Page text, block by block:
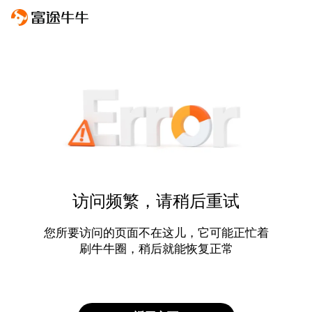
访问频繁，请稍后重试
您所要访问的页面不在这儿，它可能正忙着
刷牛牛圈，稍后就能恢复正常